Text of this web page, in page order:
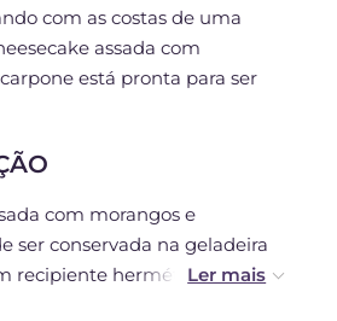
com as costas de uma
assada com
está pronta para ser
com morangos e
ser conservada na geladeira
recipiente hermético.